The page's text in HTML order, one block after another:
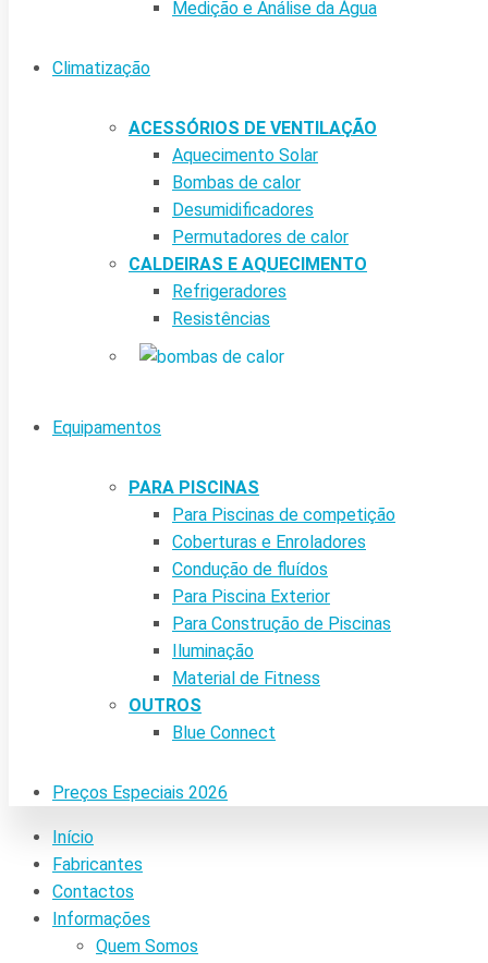
Medição e Análise da Água
Climatização
ACESSÓRIOS DE VENTILAÇÃO
Aquecimento Solar
Bombas de calor
Desumidificadores
Permutadores de calor
CALDEIRAS E AQUECIMENTO
Refrigeradores
Resistências
Equipamentos
PARA PISCINAS
Para Piscinas de competição
Coberturas e Enroladores
Condução de fluídos
Para Piscina Exterior
Para Construção de Piscinas
Iluminação
Material de Fitness
OUTROS
Blue Connect
Preços Especiais 2026
Início
Fabricantes
Contactos
Informações
Quem Somos